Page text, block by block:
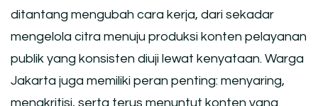
ditantang mengubah cara kerja, dari sekadar
mengelola citra menuju produksi konten pelayanan
publik yang konsisten diuji lewat kenyataan. Warga
Jakarta juga memiliki peran penting: menyaring,
mengkritisi, serta terus menuntut konten yang